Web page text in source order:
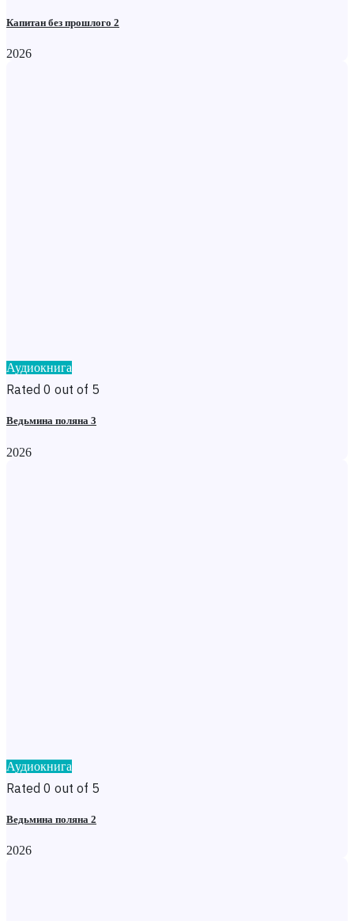
Капитан без прошлого 2
2026
Аудиокнига
Rated 0 out of 5
Ведьмина поляна 3
2026
Аудиокнига
Rated 0 out of 5
Ведьмина поляна 2
2026